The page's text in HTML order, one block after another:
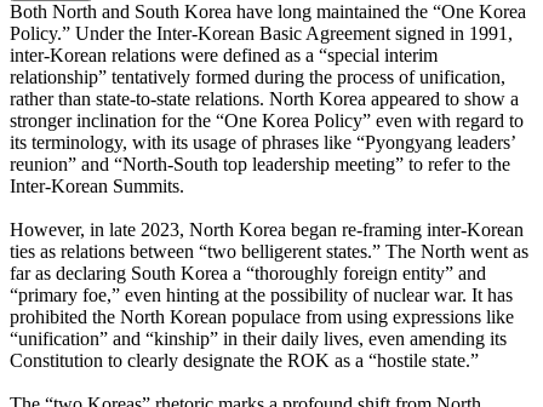
Both North and South Korea have long maintained the “One Korea
Policy.” Under the Inter-Korean Basic Agreement signed in 1991,
inter-Korean relations were defined as a “special interim
relationship” tentatively formed during the process of unification,
rather than state-to-state relations. North Korea appeared to show a
stronger inclination for the “One Korea Policy” even with regard to
its terminology, with its usage of phrases like “Pyongyang leaders’
reunion” and “North-South top leadership meeting” to refer to the
Inter-Korean Summits.
However, in late 2023, North Korea began re-framing inter-Korean
ties as relations between “two belligerent states.” The North went as
far as declaring South Korea a “thoroughly foreign entity” and
“primary foe,” even hinting at the possibility of nuclear war. It has
prohibited the North Korean populace from using expressions like
“unification” and “kinship” in their daily lives, even amending its
Constitution to clearly designate the ROK as a “hostile state.”